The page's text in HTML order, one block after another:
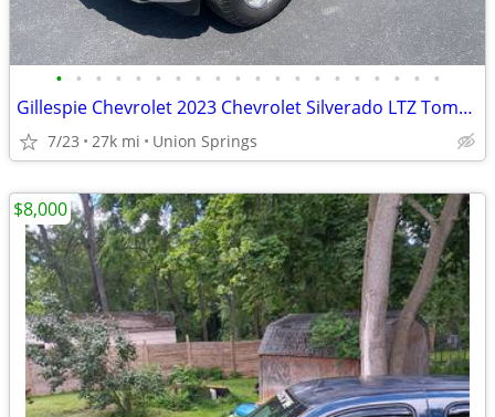
• • • • • • • • • • • • • • • • • • • •
Gillespie Chevrolet 2023 Chevrolet Silverado LTZ Tommy Loving
7/23 27k mi Union Springs
$8,000